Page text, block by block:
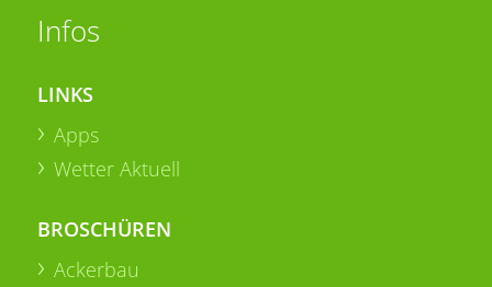
Infos
LINKS
Apps
Wetter Aktuell
BROSCHÜREN
Ackerbau